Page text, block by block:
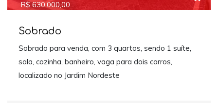
R$ 630.000,00
Sobrado
Sobrado para venda, com 3 quartos, sendo 1 suíte,
sala, cozinha, banheiro, vaga para dois carros,
localizado no Jardim Nordeste